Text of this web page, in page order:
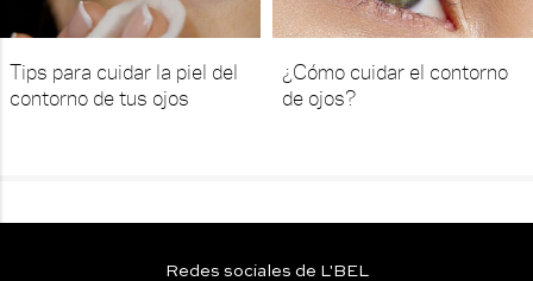
Tips para cuidar la piel del
contorno de tus ojos
¿Cómo cuidar el contorno
de ojos?
Redes sociales de L'BEL